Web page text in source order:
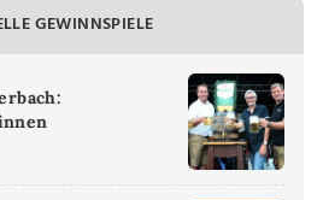
GEWINNSPIELE